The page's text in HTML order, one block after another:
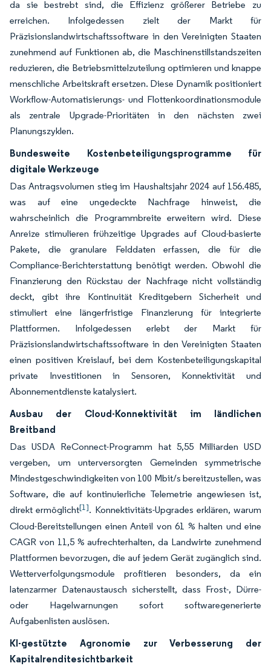
da sie bestrebt sind, die Effizienz größerer Betriebe zu
erreichen. Infolgedessen zielt der Markt für
Präzisionslandwirtschaftssoftware in den Vereinigten Staaten
zunehmend auf Funktionen ab, die Maschinenstillstandszeiten
reduzieren, die Betriebsmittelzuteilung optimieren und knappe
menschliche Arbeitskraft ersetzen. Diese Dynamik positioniert
Workflow-Automatisierungs- und Flottenkoordinationsmodule
als zentrale Upgrade-Prioritäten in den nächsten zwei
Planungszyklen.
Bundesweite Kostenbeteiligungsprogramme für
digitale Werkzeuge
Das Antragsvolumen stieg im Haushaltsjahr 2024 auf 156.485,
was auf eine ungedeckte Nachfrage hinweist, die
wahrscheinlich die Programmbreite erweitern wird. Diese
Anreize stimulieren frühzeitige Upgrades auf Cloud-basierte
Pakete, die granulare Felddaten erfassen, die für die
Compliance-Berichterstattung benötigt werden. Obwohl die
Finanzierung den Rückstau der Nachfrage nicht vollständig
deckt, gibt ihre Kontinuität Kreditgebern Sicherheit und
stimuliert eine längerfristige Finanzierung für integrierte
Plattformen. Infolgedessen erlebt der Markt für
Präzisionslandwirtschaftssoftware in den Vereinigten Staaten
einen positiven Kreislauf, bei dem Kostenbeteiligungskapital
private Investitionen in Sensoren, Konnektivität und
Abonnementdienste katalysiert.
Ausbau der Cloud-Konnektivität im ländlichen
Breitband
Das USDA ReConnect-Programm hat 5,55 Milliarden USD
vergeben, um unterversorgten Gemeinden symmetrische
Mindestgeschwindigkeiten von 100 Mbit/s bereitzustellen, was
Software, die auf kontinuierliche Telemetrie angewiesen ist,
direkt ermöglicht[1]. Konnektivitäts-Upgrades erklären, warum
Cloud-Bereitstellungen einen Anteil von 61 % halten und eine
CAGR von 11,5 % aufrechterhalten, da Landwirte zunehmend
Plattformen bevorzugen, die auf jedem Gerät zugänglich sind.
Wetterverfolgungsmodule profitieren besonders, da ein
latenzarmer Datenaustausch sicherstellt, dass Frost-, Dürre-
oder Hagelwarnungen sofort softwaregenerierte
Aufgabenlisten auslösen.
KI-gestützte Agronomie zur Verbesserung der
Kapitalrenditesichtbarkeit